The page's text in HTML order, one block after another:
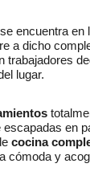
se encuentra en
a dicho
trabajadores
lugar.
en
cocina
cómoda y